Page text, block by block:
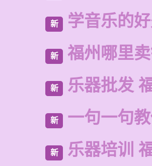
新 学音乐的
新 福州哪里
新 乐器批发
新 一句一句
新 乐器培训